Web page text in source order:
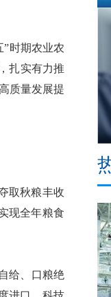
时期农业农
扎实有力推
质量发展提
取秋粮丰收
现全年粮食
给、口粮绝